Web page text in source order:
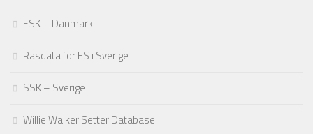
ESK – Danmark
Rasdata for ES i Sverige
SSK – Sverige
Willie Walker Setter Database